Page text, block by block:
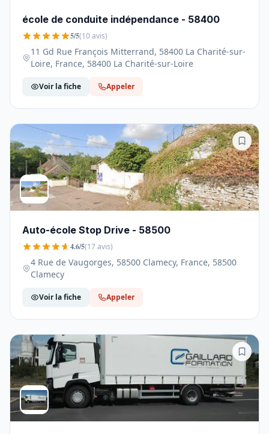
école de conduite indépendance - 58400
5/5(10 avis)
11 Gd Rue François Mitterrand, 58400 La Charité-sur-
Loire, France, 58400 La Charité-sur-Loire
Voir la fiche Appeler
Auto-école Stop Drive - 58500
4.6/5(17 avis)
4 Rue de Vaugorges, 58500 Clamecy, France, 58500
Clamecy
Voir la fiche Appeler